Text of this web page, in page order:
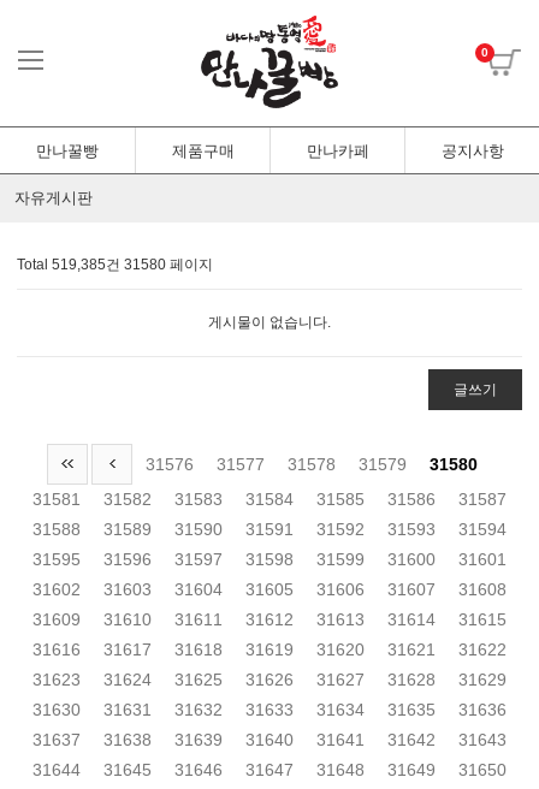
0
만나꿀빵 제품구매 만나카페 공지사항
자유게시판
Total 519,385건 31580 페이지
게시물이 없습니다.
글쓰기
31576 31577 31578 31579
31580
31581
31582 31583 31584 31585 31586
31587
31588
31589 31590 31591 31592 31593
31594
31595
31596 31597 31598 31599 31600
31601
31602
31603 31604 31605 31606 31607
31608
31609
31610 31611 31612 31613 31614
31615
31616
31617 31618 31619 31620 31621
31622
31623
31624 31625 31626 31627 31628
31629
31630
31631 31632 31633 31634 31635
31636
31637
31638 31639 31640 31641 31642
31643
31644
31645 31646 31647 31648 31649
31650